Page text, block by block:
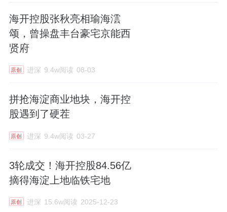
海开控股张秋亮相瑜海澐
颂，曾操盘丰台豪宅京能西
贤府
原创 进深 9.4w阅读 08-03
拼抢海淀商业地块，海开控
股遇到了硬茬
原创 进深 9.4w阅读 03-27
3轮成交！海开控股84.56亿
摘得海淀上地临铁宅地
原创 进深 15.6w阅读 2025-12-23